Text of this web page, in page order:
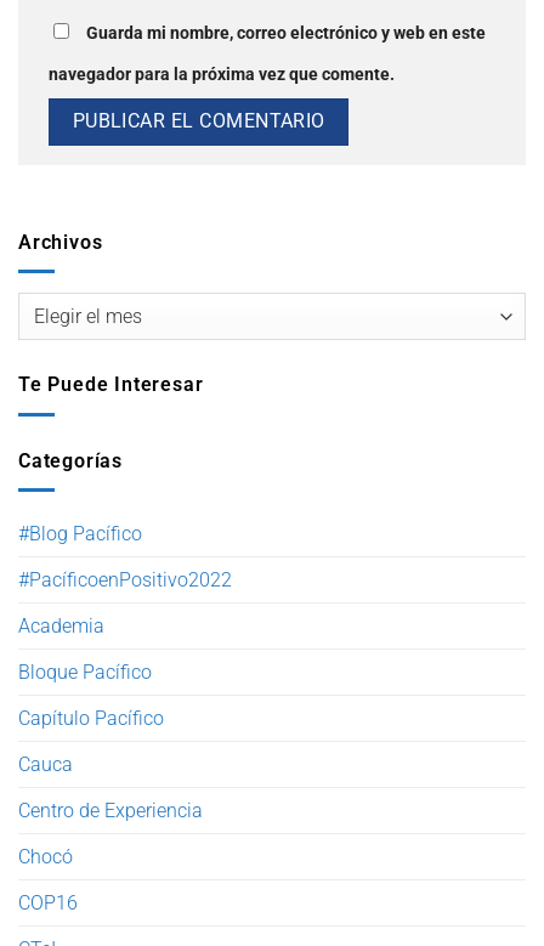
Archivos
Te Puede Interesar
Categorías
#Blog Pacífico
#PacíficoenPositivo2022
Academia
Bloque Pacífico
Capítulo Pacífico
Cauca
Centro de Experiencia
Chocó
COP16
Guarda mi nombre, correo electrónico y web en este
navegador para la próxima vez que comente.